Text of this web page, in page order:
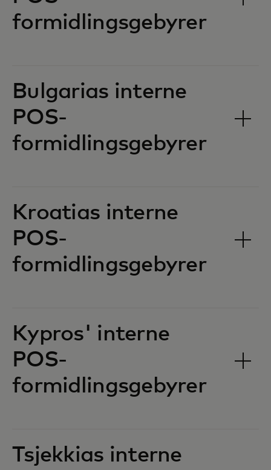
formidlingsgebyrer‎‎
Bulgarias interne
POS-
formidlingsgebyrer‎‎
Kroatias interne
POS-
formidlingsgebyrer‎‎
Kypros' interne
POS-
formidlingsgebyrer‎‎
Tsjekkias interne